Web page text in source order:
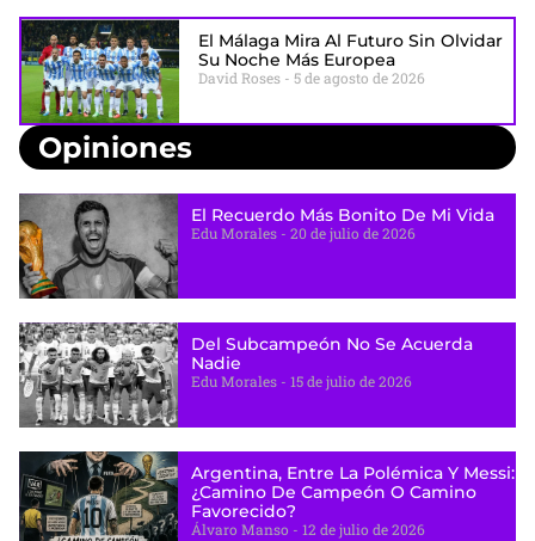
El Málaga Mira Al Futuro Sin Olvidar
Su Noche Más Europea
David Roses 5 de agosto de 2026
Opiniones
El Recuerdo Más Bonito De Mi Vida
Edu Morales 20 de julio de 2026
Del Subcampeón No Se Acuerda
Nadie
Edu Morales 15 de julio de 2026
Argentina, Entre La Polémica Y Messi:
¿camino De Campeón O Camino
Favorecido?
Álvaro Manso 12 de julio de 2026